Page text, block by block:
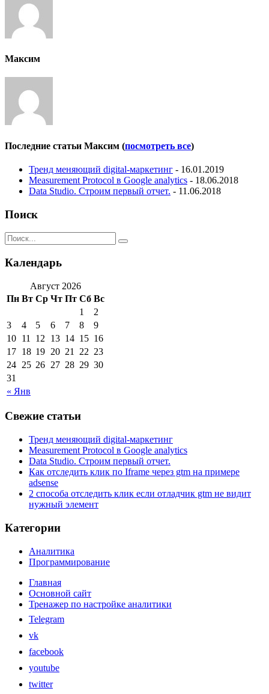
Максим
Последние статьи Максим (посмотреть все)
Тренд меняющий digital-маркетинг - 16.01.2019
Measurement Protocol в Google analytics - 18.06.2018
Data Studio. Строим первый отчет. - 11.06.2018
Поиск
Календарь
Август 2026
Пн Вт Ср Чт Пт Сб Вс
« Янв
1
2
3
4 5 6 7 8
9
10 11 12 13 14 15 16
17 18 19 20 21 22 23
24 25 26 27 28 29 30
31
Свежие статьи
Тренд меняющий digital-маркетинг
Measurement Protocol в Google analytics
Data Studio. Строим первый отчет.
Как отследить клик по Iframe через gtm на примере
adsense
2 способа отследить клик если отладчик gtm не видит
нужный элемент
Категории
Аналитика
Программирование
Главная
Основной сайт
Тренажер по настройке аналитики
Telegram
vk
facebook
youtube
twitter